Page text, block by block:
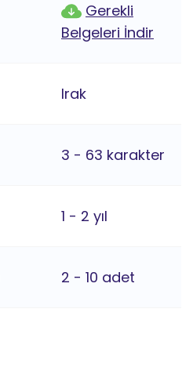
Gerekli
Belgeleri İndir
Irak
3 - 63 karakter
1 - 2 yıl
2 - 10 adet